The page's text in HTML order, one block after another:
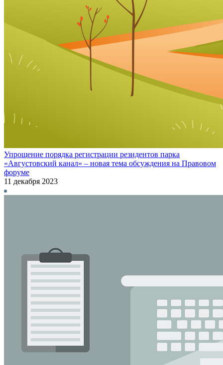
Упрощение порядка регистрации резидентов парка
«Августовский канал» – новая тема обсуждения на Правовом
форуме
11 декабря 2023